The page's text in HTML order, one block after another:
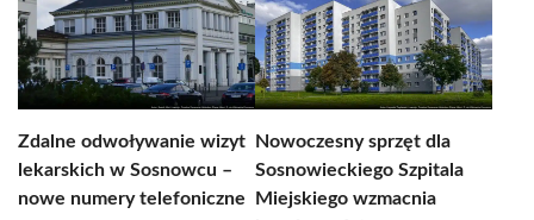
Zdalne odwoływanie wizyt
lekarskich w Sosnowcu –
nowe numery telefoniczne
Nowoczesny sprzęt dla
Sosnowieckiego Szpitala
Miejskiego wzmacnia